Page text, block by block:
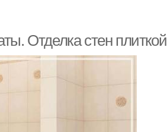
Отделка стен плиткой